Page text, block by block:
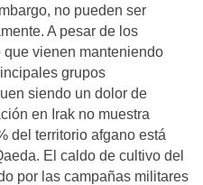
no pueden ser
A pesar de los
que vienen manteniendo
grupos
siendo un dolor de
en Irak no muestra
del territorio afgano está
El caldo de cultivo del
por las campañas militares